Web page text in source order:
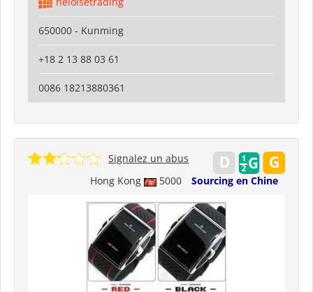
650000 - Kunming
+18 2 13 88 03 61
0086 18213880361
Hong Kong 5000 Sourcing en Chine
Signalez un abus